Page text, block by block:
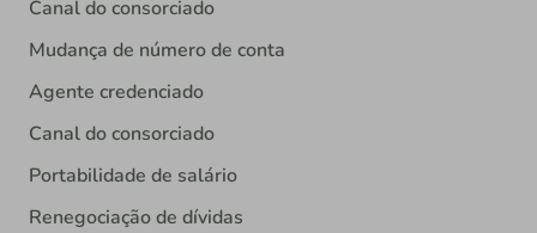
Canal do consorciado
Mudança de número de conta
Agente credenciado
Canal do consorciado
Portabilidade de salário
Renegociação de dívidas